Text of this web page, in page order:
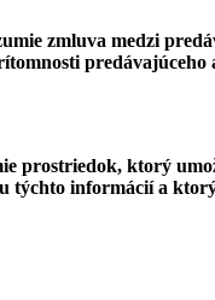
zmluva medzi
prostriedok, ktorý
týchto informácií a